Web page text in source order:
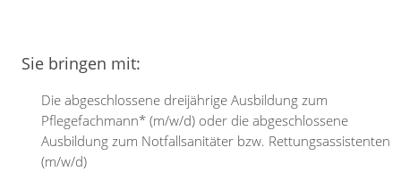
Sie bringen mit:
Die abgeschlossene dreijährige Ausbildung zum
Pflegefachmann* (m/w/d) oder die abgeschlossene
Ausbildung zum Notfallsanitäter bzw. Rettungsassistenten
(m/w/d)